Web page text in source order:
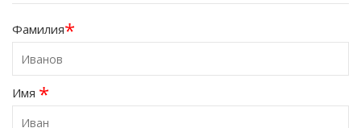
Фамилия*
Имя *